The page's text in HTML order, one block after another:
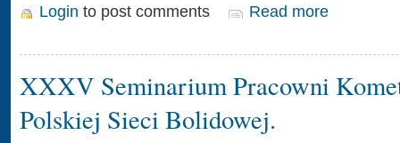
Login to post comments Read more
XXXV Seminarium Pracowni
Polskiej Sieci Bolidowej.